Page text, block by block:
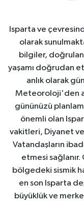
Isparta ve
olarak
bilgiler,
yaşamı doğrudan
anlık olarak
Meteoroloji'den
gününüzü
önemli olan
vakitleri, Diyanet
Vatandaşların
etmesi sağlanır.
bölgedeki sismik
en son Isparta
büyüklük ve